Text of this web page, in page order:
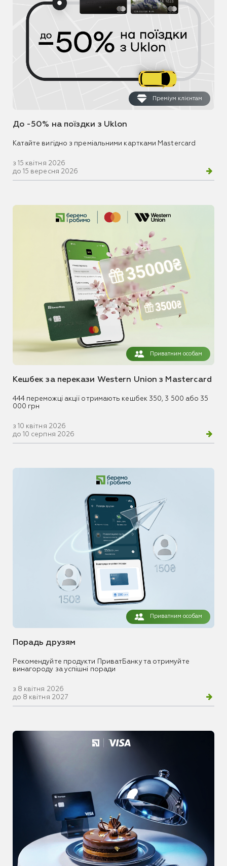
Преміум клієнтам
До -50% на поїздки з Uklon
Катайте вигідно з преміальними картками Mastercard
з 15 квітня 2026
до 15 вересня 2026
Приватним особам
Кешбек за перекази Western Union з Mastercard
444 переможці акції отримають кешбек 350, 3 500 або 35
000 грн
з 10 квітня 2026
до 10 серпня 2026
Приватним особам
Порадь друзям
Рекомендуйте продукти ПриватБанку та отримуйте
винагороду за успішні поради
з 8 квітня 2026
до 8 квітня 2027